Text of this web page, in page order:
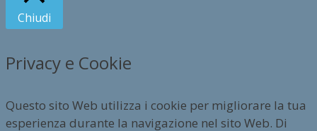
Chiudi
Privacy e Cookie
Questo sito Web utilizza i cookie per migliorare la tua
esperienza durante la navigazione nel sito Web. Di